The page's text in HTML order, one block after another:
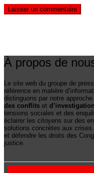
À propos de
Le site web du groupe de
référence en matière
distinguons par notre
des conflits et d’investigation
tensions sociales et des
éclairer les citoyens sur des
solutions concrètes aux
et défendre les droits des
justice.